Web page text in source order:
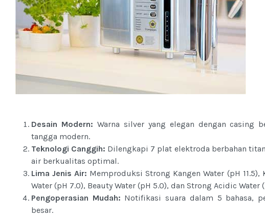
Desain Modern: Warna silver yang elegan dengan
tangga modern.
Teknologi Canggih: Dilengkapi 7 plat elektroda berbahan
air berkualitas optimal.
Lima Jenis Air: Memproduksi Strong Kangen Water (pH
Water (pH 7.0), Beauty Water (pH 5.0), dan Strong Acidic Water
Pengoperasian Mudah: Notifikasi suara dalam 5 bahasa,
besar.